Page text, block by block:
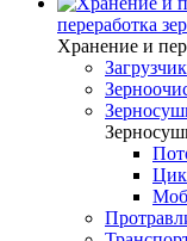
переработка
Хранение и